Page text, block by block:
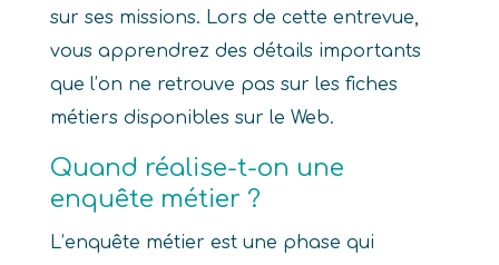
sur ses missions. Lors de cette entrevue,
vous apprendrez des détails importants
que l’on ne retrouve pas sur les fiches
métiers disponibles sur le Web.
Quand réalise-t-on une
enquête métier ?
L’enquête métier est une phase qui